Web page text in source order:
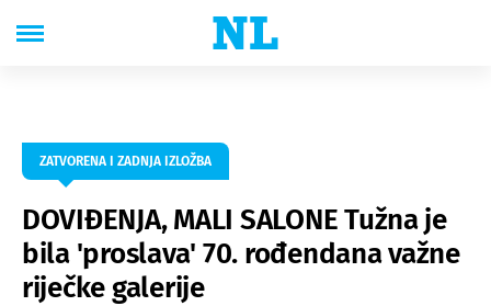
ZATVORENA I ZADNJA IZLOŽBA
DOVIĐENJA, MALI SALONE Tužna je
bila 'proslava' 70. rođendana važne
riječke galerije